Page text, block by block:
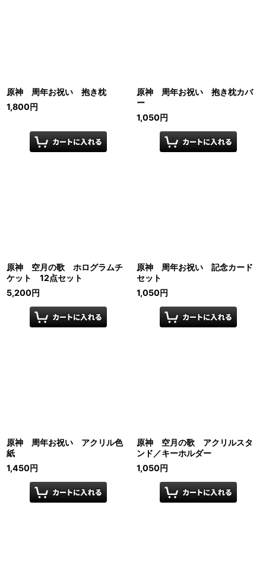
原神 周年お祝い 抱き枕
1,800円
原神 周年お祝い 抱き枕カバ
ー
1,050円
原神 空月の歌 ホログラムチ
ケット 12点セット
5,200円
原神 周年お祝い 記念カード
セット
1,050円
原神 周年お祝い アクリル色
紙
1,450円
原神 空月の歌 アクリルスタ
ンド／キーホルダー
1,050円